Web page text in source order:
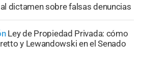
dictamen sobre falsas denuncias
Ley de Propiedad Privada: cómo
y Lewandowski en el Senado